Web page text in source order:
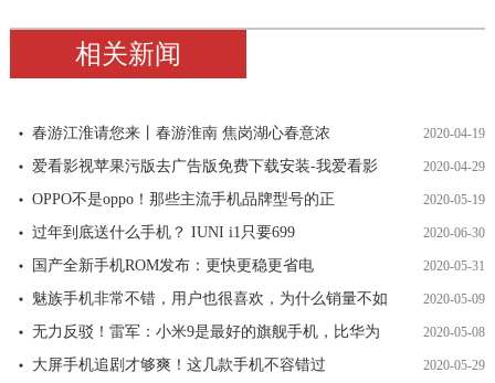
相关新闻
春游江淮请您来丨春游淮南 焦岗湖心春意浓 2020-04-19
爱看影视苹果污版去广告版免费下载安装-我爱看影 2020-04-29
OPPO不是oppo！那些主流手机品牌型号的正 2020-05-19
过年到底送什么手机？ IUNI i1只要699 2020-06-30
国产全新手机ROM发布：更快更稳更省电 2020-05-31
魅族手机非常不错，用户也很喜欢，为什么销量不如 2020-05-09
无力反驳！雷军：小米9是最好的旗舰手机，比华为 2020-05-08
大屏手机追剧才够爽！这几款手机不容错过 2020-05-29